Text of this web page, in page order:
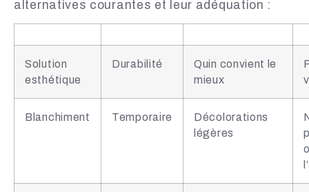
alternatives courantes et leur adéquation :
Solution
esthétique
Durabilité
Quin convient le
mieux
Blanchiment Temporaire
Décolorations
légères